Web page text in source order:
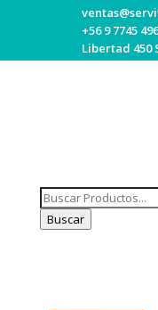
+56 9 7745
Libertad 450
Búsqueda
deBuscar